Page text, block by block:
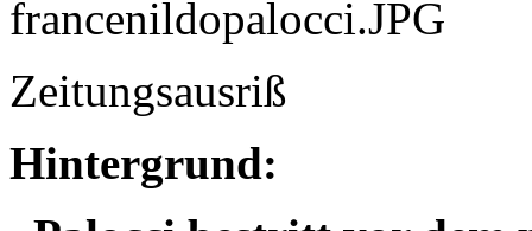
Zeitungsausriß
Hintergrund: